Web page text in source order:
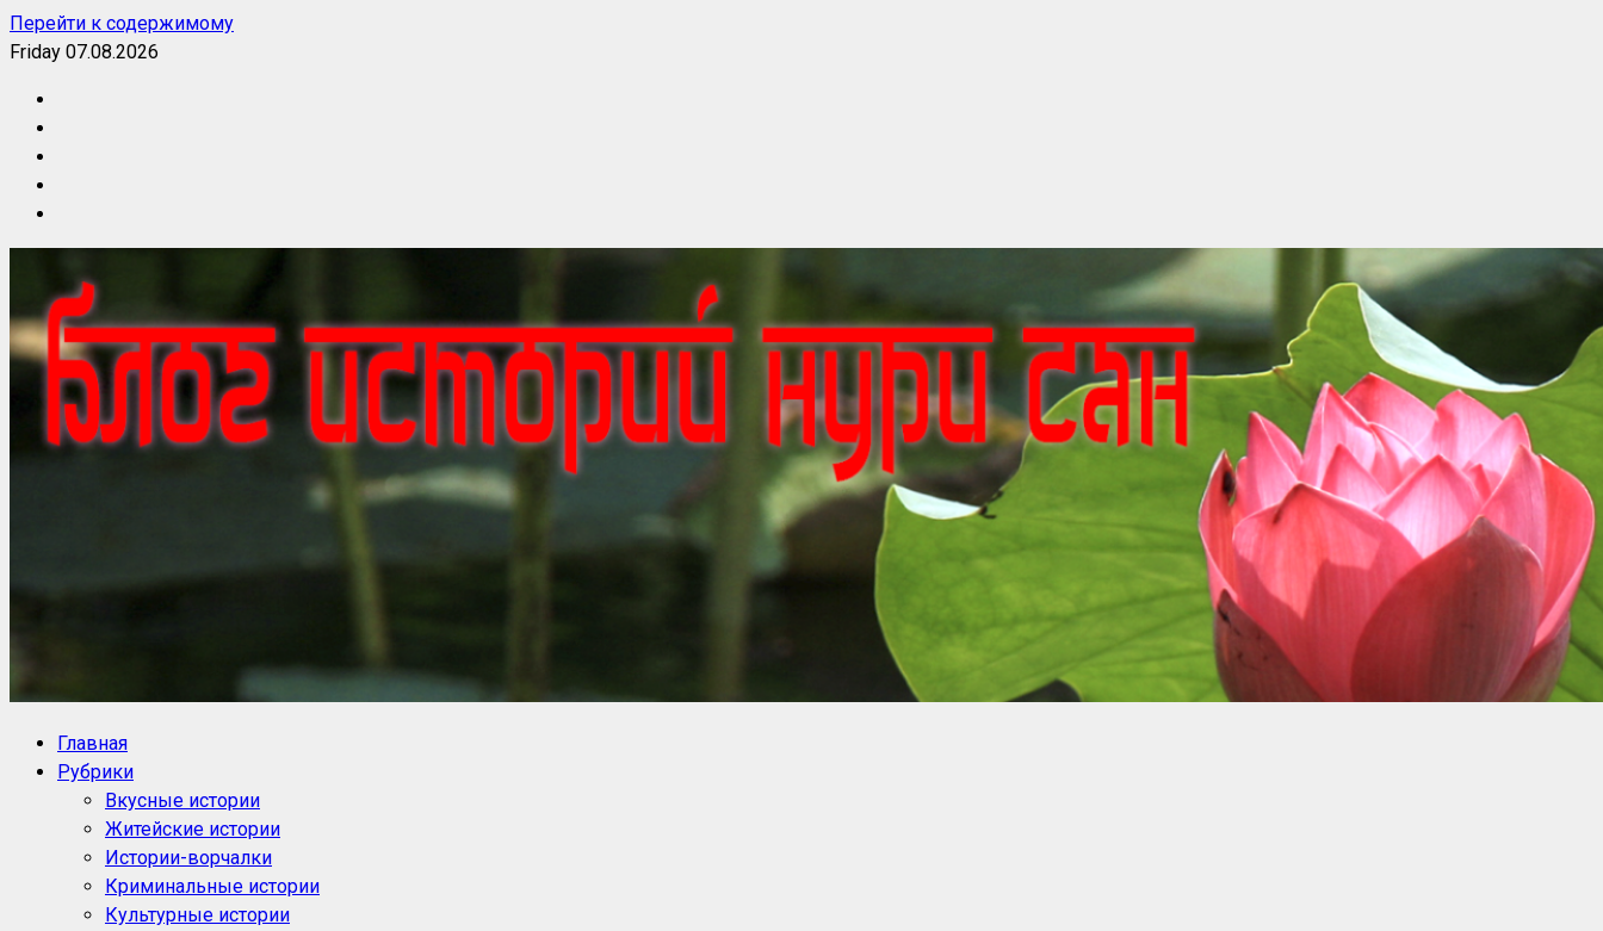
Перейти к содержимому
Friday 07.08.2026
Блог историй NoorySan
Главная
Рубрики
Вкусные истории
Житейские истории
Истории-ворчалки
Криминальные истории
Культурные истории